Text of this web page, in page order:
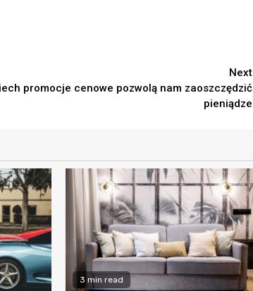
Next
promocje cenowe pozwolą nam zaoszczędzić
pieniądze
3 min read